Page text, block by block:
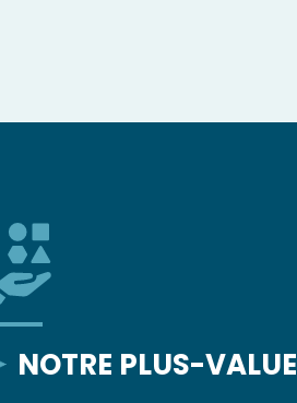
NOTRE PLUS-VALUE